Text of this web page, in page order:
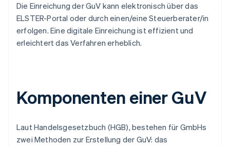
Die Einreichung der GuV kann elektronisch über das
ELSTER-Portal oder durch einen/eine Steuerberater/in
erfolgen. Eine digitale Einreichung ist effizient und
erleichtert das Verfahren erheblich.
Komponenten einer GuV
Laut Handelsgesetzbuch (HGB), bestehen für GmbHs
zwei Methoden zur Erstellung der GuV: das